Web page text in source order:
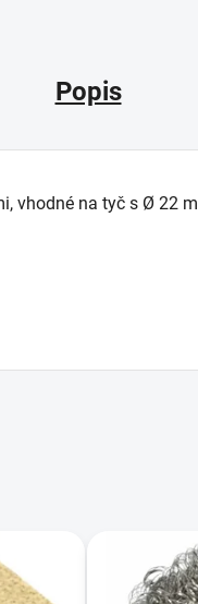
Popis
vhodné na tyč s Ø 22